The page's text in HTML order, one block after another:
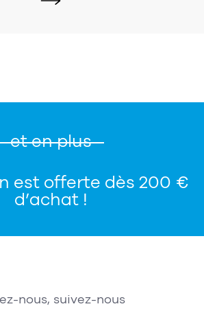
et en plus
est offerte dès 200 €
d’achat !
nous, suivez-nous